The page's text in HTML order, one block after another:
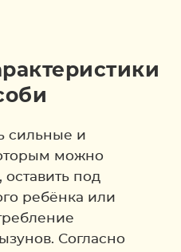
сильные и
можно
под
ребёнка или
Согласно